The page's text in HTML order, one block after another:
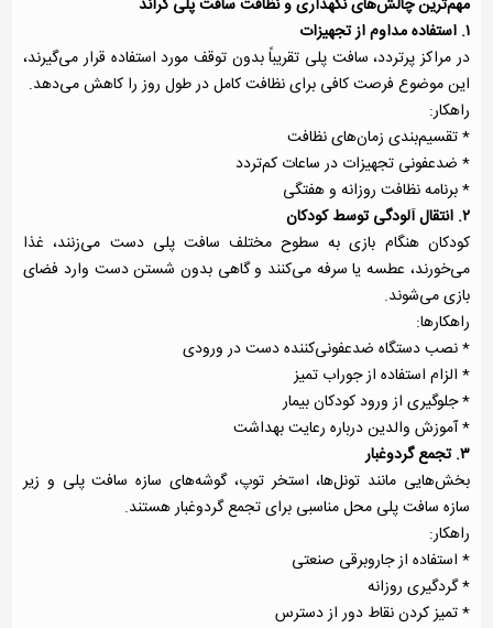
۱. استفاده مداوم از تجهیزات
در مراکز پرتردد، سافت پلی تقریباً بدون توقف مورد استفاده قرار می‌گیرند،
این موضوع فرصت کافی برای نظافت کامل در طول روز را کاهش می‌دهد.
راهکار:
* تقسیم‌بندی زمان‌های نظافت
* ضدعفونی تجهیزات در ساعات کم‌تردد
* برنامه نظافت روزانه و هفتگی
۲. انتقال آلودگی توسط کودکان
کودکان هنگام بازی به سطوح مختلف سافت پلی دست می‌زنند، غذا
می‌خورند، عطسه یا سرفه می‌کنند و گاهی بدون شستن دست وارد فضای
بازی می‌شوند.
راهکارها:
* نصب دستگاه ضدعفونی‌کننده دست در ورودی
* الزام استفاده از جوراب تمیز
* جلوگیری از ورود کودکان بیمار
* آموزش والدین درباره رعایت بهداشت
۳. تجمع گردوغبار
بخش‌هایی مانند تونل‌ها، استخر توپ، گوشه‌های سازه سافت پلی و زیر
سازه سافت پلی محل مناسبی برای تجمع گردوغبار هستند.
راهکار:
* استفاده از جاروبرقی صنعتی
* گردگیری روزانه
* تمیز کردن نقاط دور از دسترس